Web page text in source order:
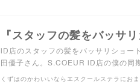
『スタッフの髪をバッサ
iD店のスタッフの髪をバッサリショー
田優子さん。S.COEUR iD店の僕の同
くずはのかわいいならエスクールステラにお